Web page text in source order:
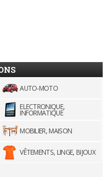
AUTO-MOTO
ELECTRONIQUE,
INFORMATIQUE
MOBILIER, MAISON
VÊTEMENTS, LINGE, BIJOUX